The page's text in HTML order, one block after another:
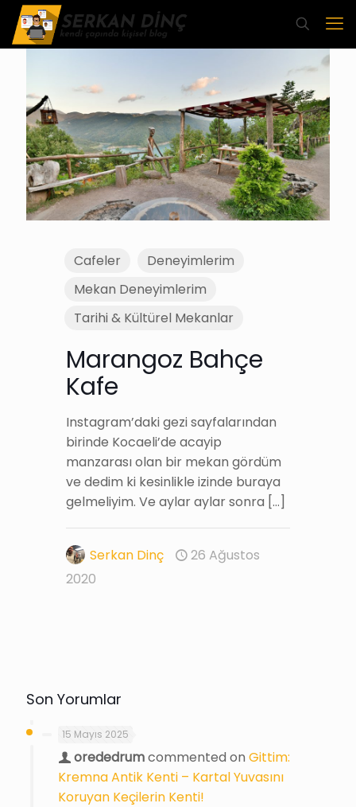
Cafeler
Deneyimlerim
Mekan Deneyimlerim
Tarihi & Kültürel Mekanlar
Marangoz Bahçe
Kafe
Instagram’daki gezi sayfalarından
birinde Kocaeli’de acayip
manzarası olan bir mekan gördüm
ve dedim ki kesinlikle izinde buraya
gelmeliyim. Ve aylar aylar sonra […]
Serkan Dinç
26 Ağustos
2020
Son Yorumlar
15 Mayıs 2025
orededrumcommented on Gittim:
Kremna Antik Kenti – Kartal Yuvasını
Koruyan Keçilerin Kenti!